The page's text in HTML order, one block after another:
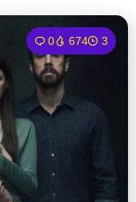
0 674 3